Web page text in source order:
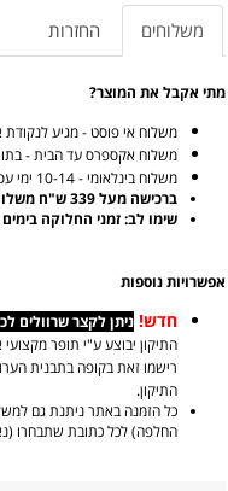
משלוחים החזרות
מתי אקבל את המוצר?
משלוח אי פוסט - מגיע לנקודת איסוף
משלוח אקספרס עד הבית - בתוך 5 ימי
משלוח בינלאומי - 10-14 ימי עסקים לרחבי אירופה
ברכישה מעל 339 ש"ח משלוח אקספרס - חינם!
שימו לב: זמני החלוקה בימים א-ה
אפשרויות נוספות
חדש! ניתן לקצר שרוולים
התיקון יבוצע ע"י תופר
רישמו זאת בקופה בתבנית
התיקון.
כל הזמנה באתר ניתנת גם
החלפה) לכל כתובת שתבחרו